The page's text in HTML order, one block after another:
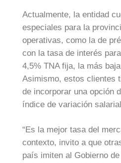
Actualmente, la entidad
especiales para la
operativas, como la de
con la tasa de interés
4,5% TNA fija, la más
Asimismo, estos clientes
de incorporar una opción
índice de variación
“Es la mejor tasa del
contexto, invito a que
país imiten al Gobierno